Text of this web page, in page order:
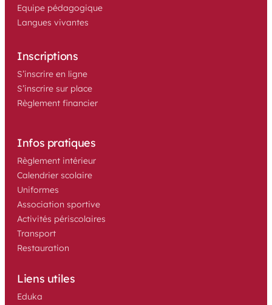
Equipe pédagogique
Langues vivantes
Inscriptions
S’inscrire en ligne
S’inscrire sur place
Règlement financier
Infos pratiques
Règlement intérieur
Calendrier scolaire
Uniformes
Association sportive
Activités périscolaires
Transport
Restauration
Liens utiles
Eduka